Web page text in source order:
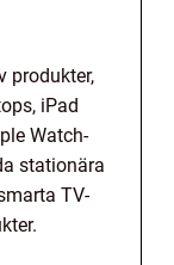
produkter,
iPad
Watch-
stationära
TV-